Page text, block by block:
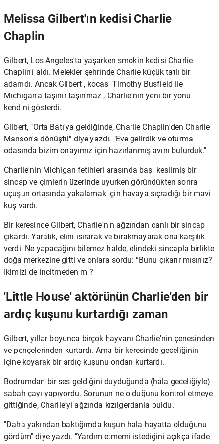
Melissa Gilbert'ın kedisi Charlie
Chaplin
Gilbert, Los Angeles'ta yaşarken smokin kedisi Charlie
Chaplin'i aldı. Melekler şehrinde Charlie küçük tatlı bir
adamdı.Ancak Gilbert , kocası Timothy Busfield ile
Michigan'a taşınır taşınmaz , Charlie'nin yeni bir yönü
kendini gösterdi.
Gilbert, "Orta Batı'ya geldiğinde, Charlie Chaplin'den Charlie
Manson'a dönüştü" diye yazdı. "Eve gelirdik ve oturma
odasında bizim onayımız için hazırlanmış avını bulurduk."
Charlie'nin Michigan fetihleri ​​arasında başı kesilmiş bir
sincap ve çimlerin üzerinde uyurken göründükten sonra
uçuşun ortasında yakalamak için havaya sıçradığı bir mavi
kuş vardı.
Bir keresinde Gilbert, Charlie'nin ağzından canlı bir sincap
çıkardı. Yaratık, elini ısırarak ve bırakmayarak ona karşılık
verdi. Ne yapacağını bilemez halde, elindeki sincapla birlikte
doğa merkezine gitti ve onlara sordu: “Bunu çıkarır mısınız?
İkimizi de incitmeden mi?
'Little House' aktörünün Charlie'den bir
ardıç kuşunu kurtardığı zaman
Gilbert, yıllar boyunca birçok hayvanı Charlie'nin çenesinden
ve pençelerinden kurtardı. Ama bir keresinde geceliğinin
içine koyarak bir ardıç kuşunu ondan kurtardı.
Bodrumdan bir ses geldiğini duyduğunda (hala geceliğiyle)
sabah çayı yapıyordu. Sorunun ne olduğunu kontrol etmeye
gittiğinde, Charlie'yi ağzında kızılgerdanla buldu.
"Daha yakından baktığımda kuşun hala hayatta olduğunu
gördüm" diye yazdı. "Yardım etmemi istediğini açıkça ifade